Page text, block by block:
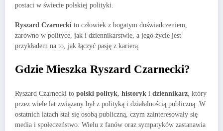
postaci w świecie polskiej polityki.
Ryszard Czarnecki to człowiek z bogatym doświadczeniem,
zarówno w polityce, jak i dziennikarstwie, a jego życie jest
przykładem na to, jak łączyć pasję z karierą.
Gdzie Mieszka Ryszard Czarnecki?
Ryszard Czarnecki to polski polityk, historyk i dziennikarz, który
przez wiele lat związany był z polityką i działalnością publiczną. W
ostatnich latach stał się osobą publiczną, czym zainteresowały się
media i społeczeństwo. Wielu z fanów oraz sympatyków zastanawia